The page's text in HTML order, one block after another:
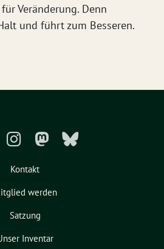
Veränderung. Denn
und führt zum Besseren.
Kontakt
werden
Satzung
Inventar